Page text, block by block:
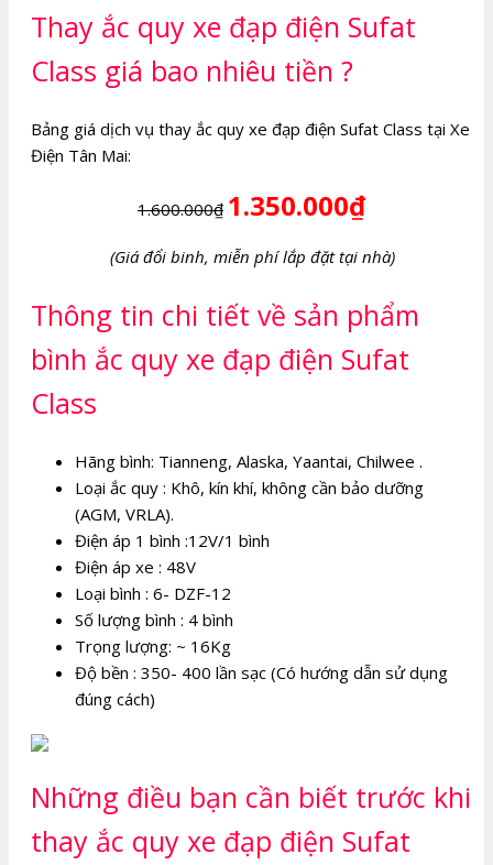
lượng
Thay ắc quy xe đạp điện Sufat
Class giá bao nhiêu tiền ?
Bảng giá dịch vụ thay ắc quy xe đạp điện Sufat Class tại Xe
Điện Tân Mai:
1.600.000₫ 1.350.000₫
(Giá đổi binh, miễn phí lắp đặt tại nhà)
Thông tin chi tiết về sản phẩm
bình ắc quy xe đạp điện Sufat
Class
Hãng bình: Tianneng, Alaska, Yaantai, Chilwee .
Loại ắc quy : Khô, kín khí, không cần bảo dưỡng
(AGM, VRLA).
Điện áp 1 bình :12V/1 bình
Điện áp xe : 48V
Loại bình : 6- DZF-12
Số lượng bình : 4 bình
Trọng lượng: ~ 16Kg
Độ bền : 350- 400 lần sạc (Có hướng dẫn sử dụng
đúng cách)
Những điều bạn cần biết trước khi
thay ắc quy xe đạp điện Sufat